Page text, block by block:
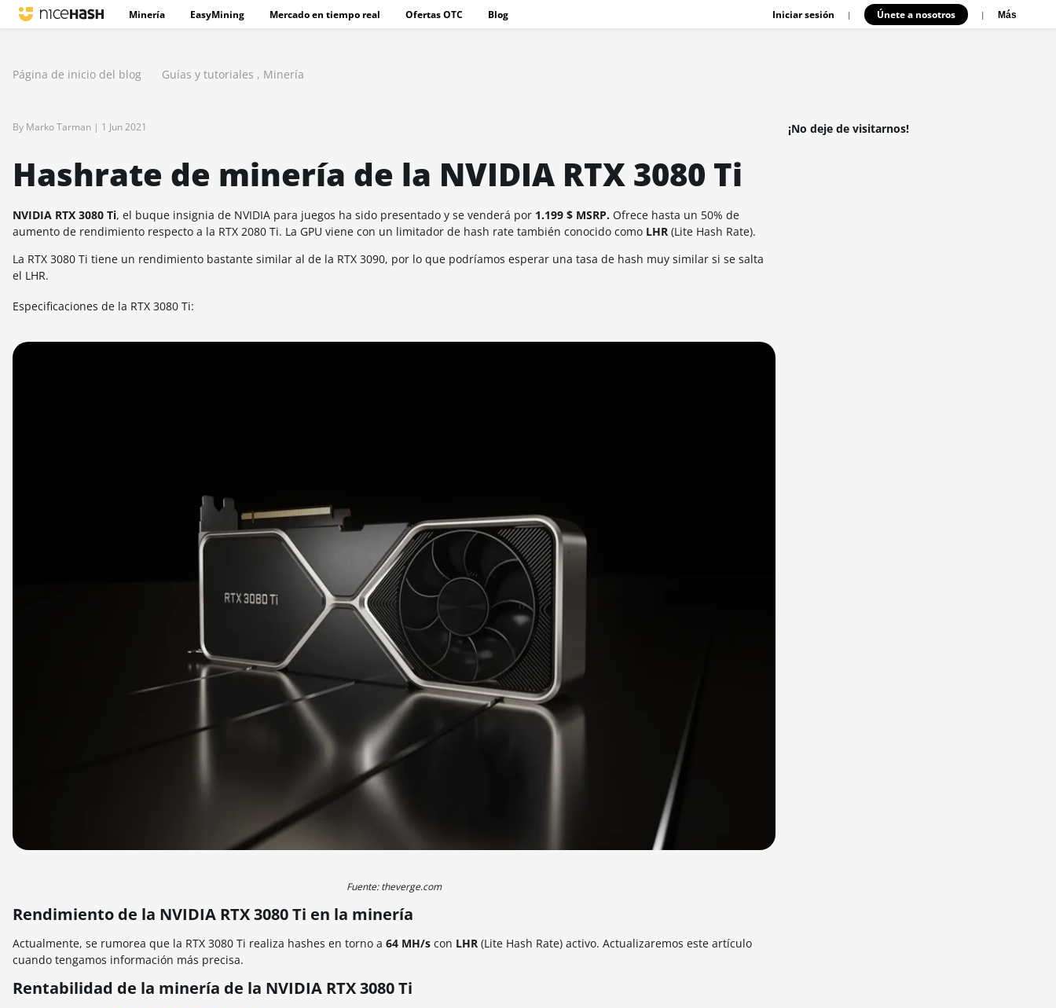
Minería EasyMining Mercado en tiempo real Ofertas OTC Blog Iniciar sesión | Únete a nosotros | Más
Página de inicio del blog Guías y tutoriales , Minería
By Marko Tarman | 1 Jun 2021
Hashrate de minería de la NVIDIA RTX 3080 Ti
NVIDIA RTX 3080 Ti, el buque insignia de NVIDIA para juegos ha sido presentado y se venderá por 1.199 $ MSRP. Ofrece hasta un 50% de
aumento de rendimiento respecto a la RTX 2080 Ti. La GPU viene con un limitador de hash rate también conocido como LHR (Lite Hash Rate).
La RTX 3080 Ti tiene un rendimiento bastante similar al de la RTX 3090, por lo que podríamos esperar una tasa de hash muy similar si se salta
el LHR.
Especificaciones de la RTX 3080 Ti:
Fuente: theverge.com
Rendimiento de la NVIDIA RTX 3080 Ti en la minería
Actualmente, se rumorea que la RTX 3080 Ti realiza hashes en torno a 64 MH/s con LHR (Lite Hash Rate) activo. Actualizaremos este artículo
cuando tengamos información más precisa.
Rentabilidad de la minería de la NVIDIA RTX 3080 Ti
¡No deje de visitarnos!